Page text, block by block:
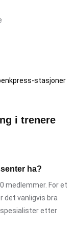
stasjoner
i trenere
ha?
medlemmer. For et
det vanligvis bra
etter